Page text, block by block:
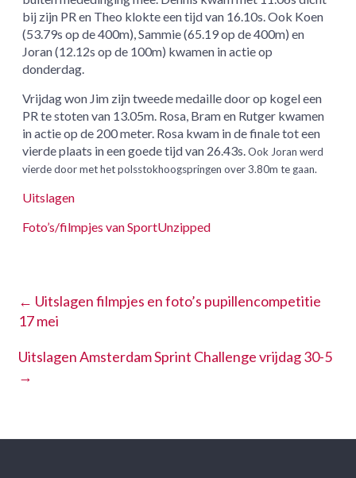
bij zijn PR en Theo klokte een tijd van 16.10s. Ook Koen
(53.79s op de 400m), Sammie (65.19 op de 400m) en
Joran (12.12s op de 100m) kwamen in actie op
donderdag.
Vrijdag won Jim zijn tweede medaille door op kogel een
PR te stoten van 13.05m. Rosa, Bram en Rutger kwamen
in actie op de 200 meter. Rosa kwam in de finale tot een
vierde plaats in een goede tijd van 26.43s.Ook Joran werd
vierde door met het polsstokhoogspringen over 3.80m te gaan.
Uitslagen
Foto’s/filmpjes van SportUnzipped
← Uitslagen filmpjes en foto’s pupillencompetitie
17 mei
Uitslagen Amsterdam Sprint Challenge vrijdag 30-5
→